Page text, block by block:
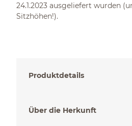
24.1.2023 ausgeliefert wurden
Sitzhöhen!).
Produktdetails
Über die Herkunft